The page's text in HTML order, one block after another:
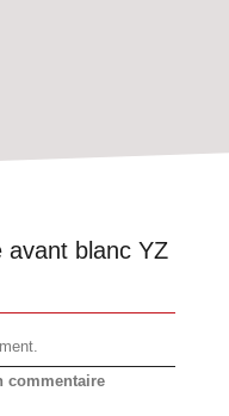
avant blanc YZ
commentaire